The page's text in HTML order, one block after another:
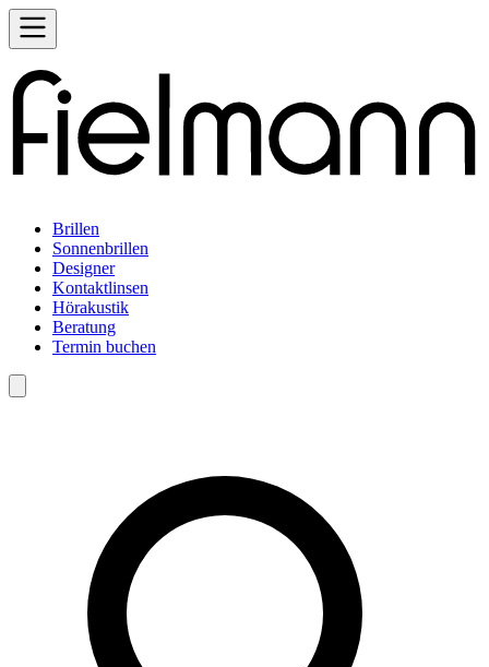
Brillen
Sonnenbrillen
Designer
Kontaktlinsen
Hörakustik
Beratung
Termin buchen